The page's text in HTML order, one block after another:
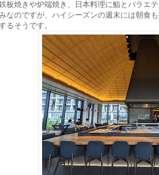
板焼きや炉端焼き、日本料理に鮨とバラエ
なのですが、ハイシーズンの週末には朝食
るそうです。